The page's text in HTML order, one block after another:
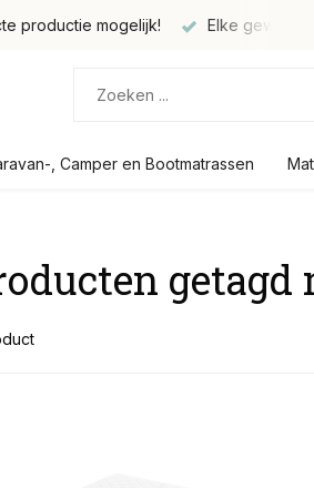
productie mogelijk! Elke
, Camper en Bootmatrassen